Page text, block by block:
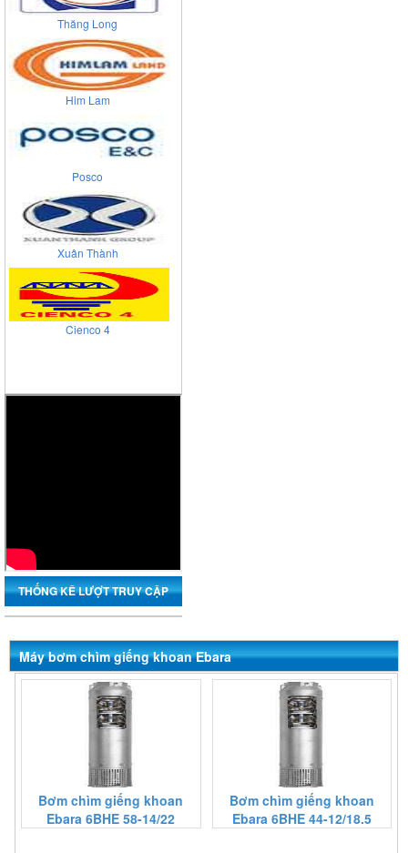
Thăng Long
Him Lam
Posco
Xuân Thành
Cienco 4
THỐNG KÊ LƯỢT TRUY CẬP
Máy bơm chìm giếng khoan Ebara
Bơm chìm giếng khoan
Ebara 6BHE 58-14/22
Bơm chìm giếng khoan
Ebara 6BHE 44-12/18.5